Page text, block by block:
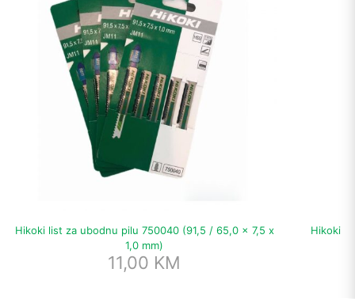
Hikoki list za ubodnu pilu 750040 (91,5 / 65,0 x 7,5 x
1,0 mm)
11,00 KM
Hikoki